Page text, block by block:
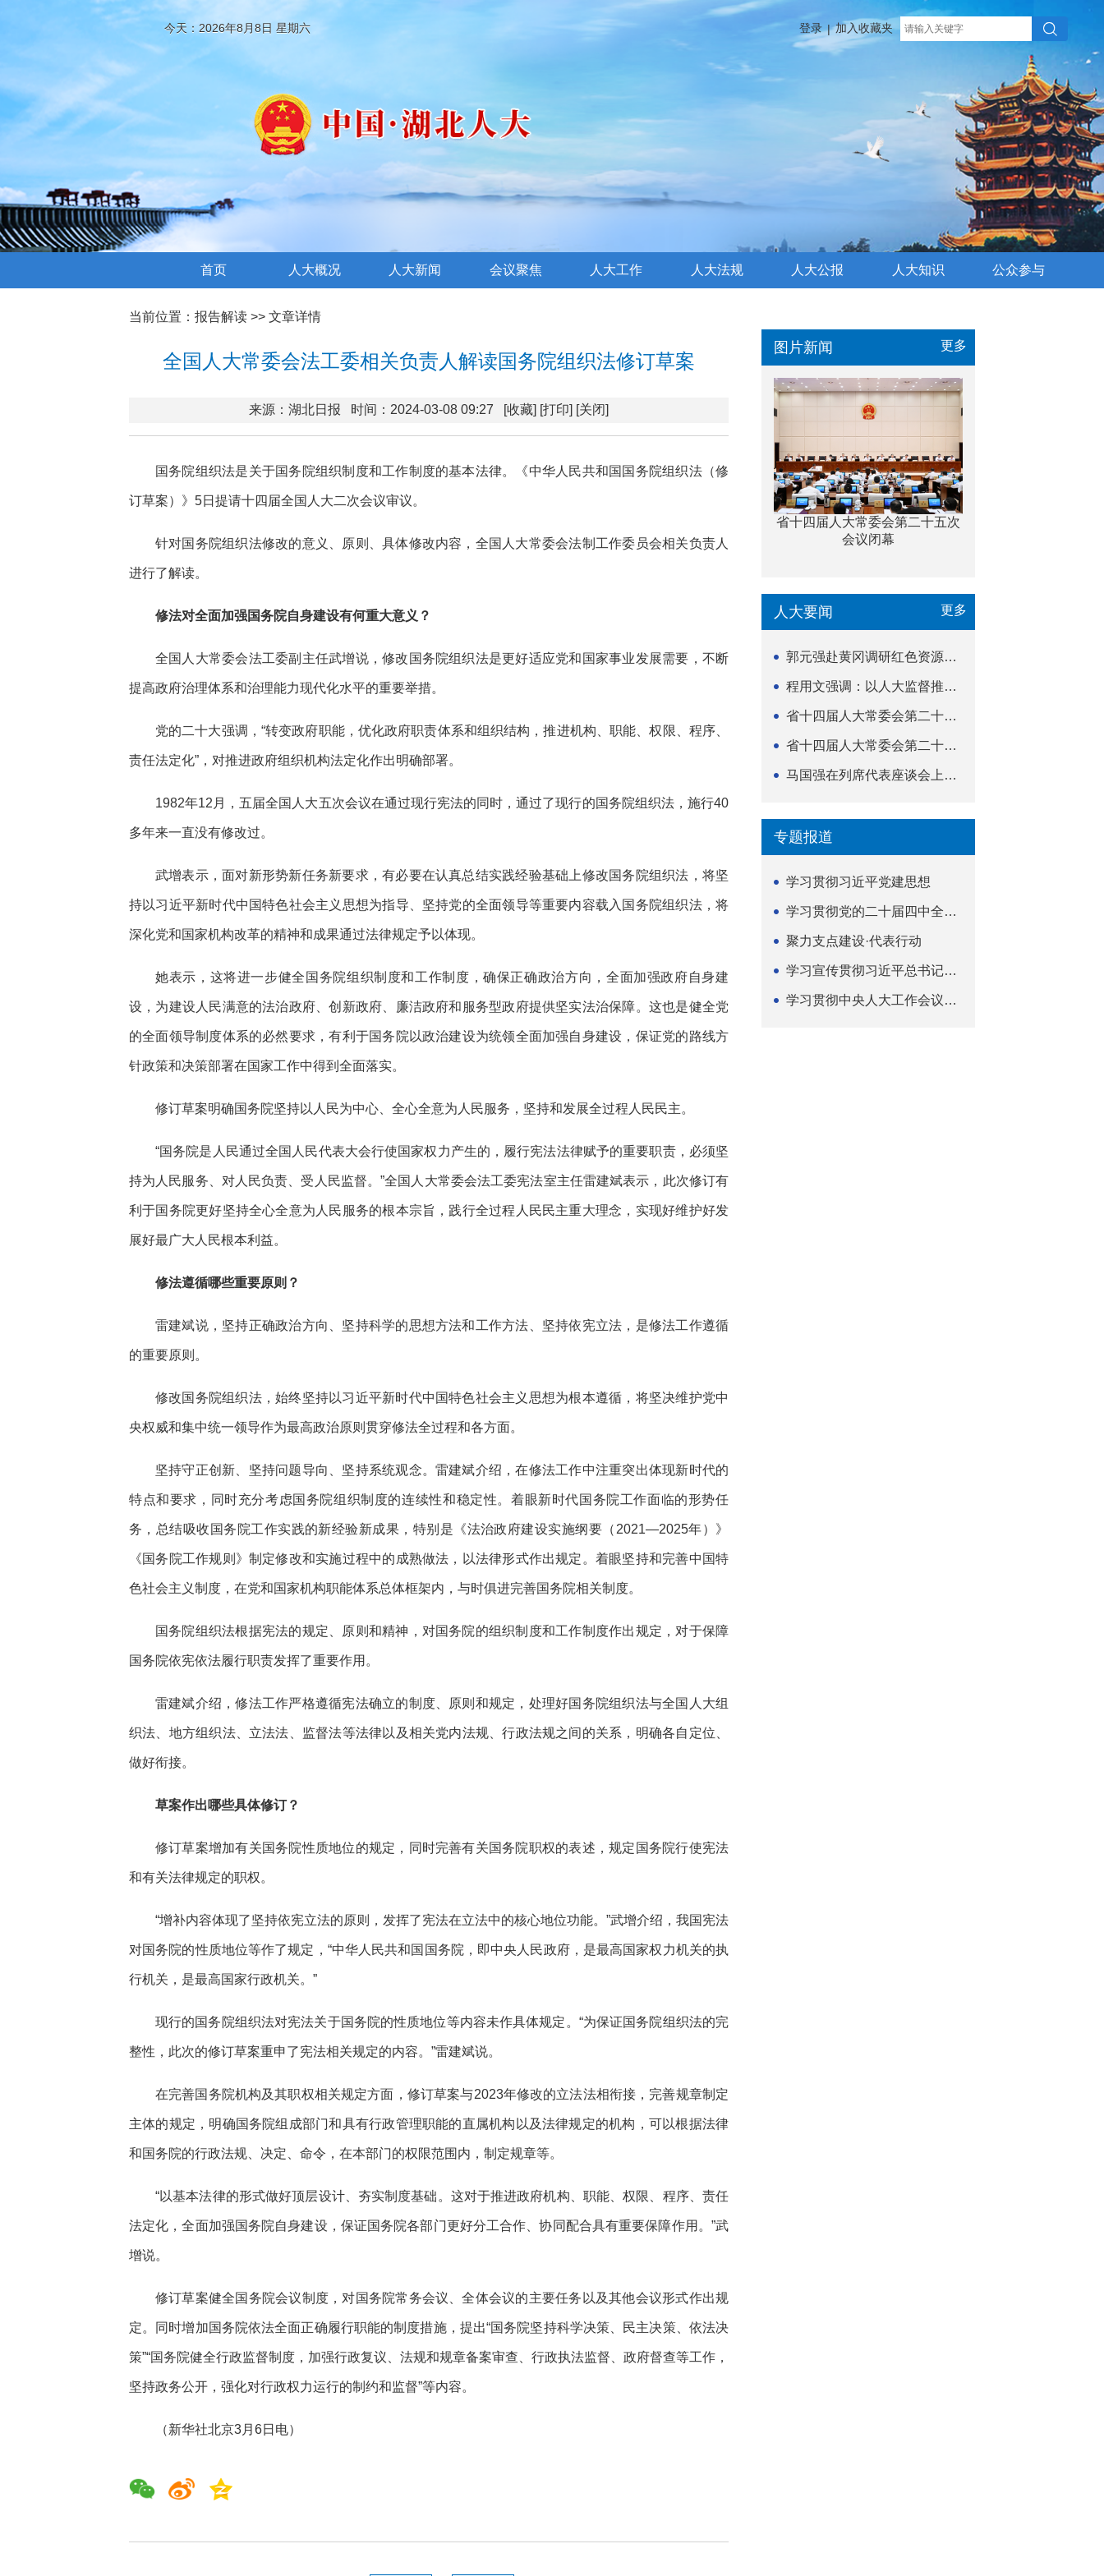
今天：2026年8月8日 星期六 登录 | 加入收藏夹
首页 人大概况 人大新闻 会议聚焦 人大工作 人大法规 人大公报 人大知识 公众参与
当前位置： 报告解读 >> 文章详情
全国人大常委会法工委相关负责人解读国务院组织法修订草案
来源：湖北日报 时间：2024-03-08 09:27 [收藏] [打印] [关闭]
国务院组织法是关于国务院组织制度和工作制度的基本法律。《中华人民共和国国务院组织法（修
订草案）》5日提请十四届全国人大二次会议审议。
针对国务院组织法修改的意义、原则、具体修改内容，全国人大常委会法制工作委员会相关负责人
进行了解读。
修法对全面加强国务院自身建设有何重大意义？
全国人大常委会法工委副主任武增说，修改国务院组织法是更好适应党和国家事业发展需要，不断
提高政府治理体系和治理能力现代化水平的重要举措。
党的二十大强调，“转变政府职能，优化政府职责体系和组织结构，推进机构、职能、权限、程序、
责任法定化”，对推进政府组织机构法定化作出明确部署。
1982年12月，五届全国人大五次会议在通过现行宪法的同时，通过了现行的国务院组织法，施行40
多年来一直没有修改过。
武增表示，面对新形势新任务新要求，有必要在认真总结实践经验基础上修改国务院组织法，将坚
持以习近平新时代中国特色社会主义思想为指导、坚持党的全面领导等重要内容载入国务院组织法，将
深化党和国家机构改革的精神和成果通过法律规定予以体现。
她表示，这将进一步健全国务院组织制度和工作制度，确保正确政治方向，全面加强政府自身建
设，为建设人民满意的法治政府、创新政府、廉洁政府和服务型政府提供坚实法治保障。这也是健全党
的全面领导制度体系的必然要求，有利于国务院以政治建设为统领全面加强自身建设，保证党的路线方
针政策和决策部署在国家工作中得到全面落实。
修订草案明确国务院坚持以人民为中心、全心全意为人民服务，坚持和发展全过程人民民主。
“国务院是人民通过全国人民代表大会行使国家权力产生的，履行宪法法律赋予的重要职责，必须坚
持为人民服务、对人民负责、受人民监督。”全国人大常委会法工委宪法室主任雷建斌表示，此次修订有
利于国务院更好坚持全心全意为人民服务的根本宗旨，践行全过程人民民主重大理念，实现好维护好发
展好最广大人民根本利益。
修法遵循哪些重要原则？
雷建斌说，坚持正确政治方向、坚持科学的思想方法和工作方法、坚持依宪立法，是修法工作遵循
的重要原则。
修改国务院组织法，始终坚持以习近平新时代中国特色社会主义思想为根本遵循，将坚决维护党中
央权威和集中统一领导作为最高政治原则贯穿修法全过程和各方面。
坚持守正创新、坚持问题导向、坚持系统观念。雷建斌介绍，在修法工作中注重突出体现新时代的
特点和要求，同时充分考虑国务院组织制度的连续性和稳定性。着眼新时代国务院工作面临的形势任
务，总结吸收国务院工作实践的新经验新成果，特别是《法治政府建设实施纲要（2021—2025年）》
《国务院工作规则》制定修改和实施过程中的成熟做法，以法律形式作出规定。着眼坚持和完善中国特
色社会主义制度，在党和国家机构职能体系总体框架内，与时俱进完善国务院相关制度。
国务院组织法根据宪法的规定、原则和精神，对国务院的组织制度和工作制度作出规定，对于保障
国务院依宪依法履行职责发挥了重要作用。
雷建斌介绍，修法工作严格遵循宪法确立的制度、原则和规定，处理好国务院组织法与全国人大组
织法、地方组织法、立法法、监督法等法律以及相关党内法规、行政法规之间的关系，明确各自定位、
做好衔接。
草案作出哪些具体修订？
修订草案增加有关国务院性质地位的规定，同时完善有关国务院职权的表述，规定国务院行使宪法
和有关法律规定的职权。
“增补内容体现了坚持依宪立法的原则，发挥了宪法在立法中的核心地位功能。”武增介绍，我国宪法
对国务院的性质地位等作了规定，“中华人民共和国国务院，即中央人民政府，是最高国家权力机关的执
行机关，是最高国家行政机关。”
现行的国务院组织法对宪法关于国务院的性质地位等内容未作具体规定。“为保证国务院组织法的完
整性，此次的修订草案重申了宪法相关规定的内容。”雷建斌说。
在完善国务院机构及其职权相关规定方面，修订草案与2023年修改的立法法相衔接，完善规章制定
主体的规定，明确国务院组成部门和具有行政管理职能的直属机构以及法律规定的机构，可以根据法律
和国务院的行政法规、决定、命令，在本部门的权限范围内，制定规章等。
“以基本法律的形式做好顶层设计、夯实制度基础。这对于推进政府机构、职能、权限、程序、责任
法定化，全面加强国务院自身建设，保证国务院各部门更好分工合作、协同配合具有重要保障作用。”武
增说。
修订草案健全国务院会议制度，对国务院常务会议、全体会议的主要任务以及其他会议形式作出规
定。同时增加国务院依法全面正确履行职能的制度措施，提出“国务院坚持科学决策、民主决策、依法决
策”“国务院健全行政监督制度，加强行政复议、法规和规章备案审查、行政执法监督、政府督查等工作，
坚持政务公开，强化对行政权力运行的制约和监督”等内容。
（新华社北京3月6日电）
图片新闻 更多
省十四届人大常委会第二十五次
会议闭幕
人大要闻 更多
郭元强赴黄冈调研红色资源保护传承立法等工作
程用文强调：以人大监督推动科技金融高质量发展
省十四届人大常委会第二十五次会议闭幕
省十四届人大常委会第二十五次会议举行
马国强在列席代表座谈会上强调 以精准履职筑牢荆楚...
专题报道
学习贯彻习近平党建思想
学习贯彻党的二十届四中全会精神
聚力支点建设·代表行动
学习宣传贯彻习近平总书记关于坚持
学习贯彻中央人大工作会议精神